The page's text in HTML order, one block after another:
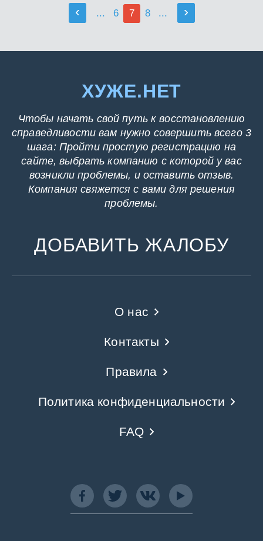
‹ ... 6 7 8 ... ›
ХУЖЕ.НЕТ
Чтобы начать свой путь к восстановлению
справедливости вам нужно совершить всего 3
шага: Пройти простую регистрацию на
сайте, выбрать компанию с которой у вас
возникли проблемы, и оставить отзыв.
Компания свяжется с вами для решения
проблемы.
ДОБАВИТЬ ЖАЛОБУ
О нас
Контакты
Правила
Политика конфиденциальности
FAQ